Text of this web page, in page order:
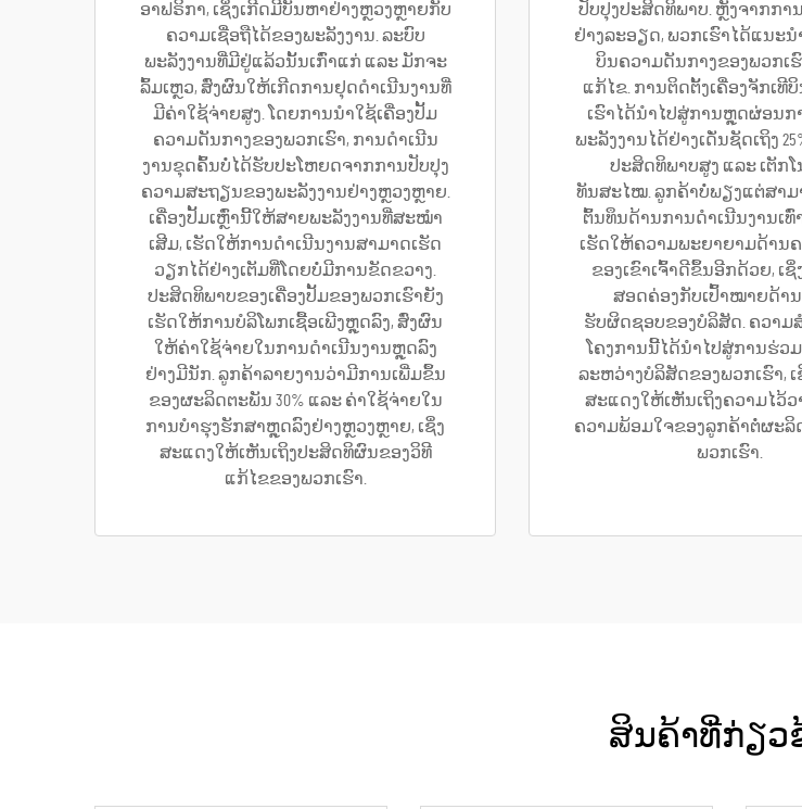
ອາຟຣິກາ, ເຊິ່ງເກີດມີບັນຫາຢ່າງຫຼວງຫຼາຍກັບ
ຄວາມເຊື່ອຖືໄດ້ຂອງພະລັງງານ. ລະບົບ
ພະລັງງານທີ່ມີຢູ່ແລ້ວນັ້ນເກົ່າແກ່ ແລະ ມັກຈະ
ລົ້ມເຫຼວ, ສົ່ງຜົນໃຫ້ເກີດການຢຸດດຳເນີນງານທີ່
ມີຄ່າໃຊ້ຈ່າຍສູງ. ໂດຍການນຳໃຊ້ເຄື່ອງປັ້ມ
ຄວາມດັນກາງຂອງພວກເຮົາ, ການດຳເນີນ
ງານຂຸດຄົ້ນບໍ່ໄດ້ຮັບປະໂຫຍດຈາກການປັບປຸງ
ຄວາມສະຖຽນຂອງພະລັງງານຢ່າງຫຼວງຫຼາຍ.
ເຄື່ອງປັ້ມເຫຼົ່ານີ້ໃຫ້ສາຍພະລັງງານທີ່ສະໝຳ
ເສີມ, ເຮັດໃຫ້ການດຳເນີນງານສາມາດເຮັດ
ວຽກໄດ້ຢ່າງເຕັມທີ່ໂດຍບໍ່ມີການຂັດຂວາງ.
ປະສິດທິພາບຂອງເຄື່ອງປັ້ມຂອງພວກເຮົາຍັງ
ເຮັດໃຫ້ການບໍລິໂພກເຊື້ອເພີງຫຼຸດລົງ, ສົ່ງຜົນ
ໃຫ້ຄ່າໃຊ້ຈ່າຍໃນການດຳເນີນງານຫຼຸດລົງ
ຢ່າງມີນັກ. ລູກຄ້າລາຍງານວ່າມີການເພີ່ມຂຶ້ນ
ຂອງຜະລິດຕະພັນ 30% ແລະ ຄ່າໃຊ້ຈ່າຍໃນ
ການບໍາຮຸງຮັກສາຫຼຸດລົງຢ່າງຫຼວງຫຼາຍ, ເຊິ່ງ
ສະແດງໃຫ້ເຫັນເຖິງປະສິດທິຜົນຂອງວິທີ
ແກ້ໄຂຂອງພວກເຮົາ.
ປັບປຸງປະສິດທິພາບ. ຫຼັງຈາກກາ
ຢ່າງລະອຽດ, ພວກເຮົາໄດ້ແນະນ
ບິນຄວາມດັນກາງຂອງພວກເ
ແກ້ໄຂ. ການຕິດຕັ້ງເຄື່ອງຈັກເທີ
ເຮົາໄດ້ນຳໄປສູ່ການຫຼຸດຜ່ອນກ
ພະລັງງານໄດ້ຢ່າງເດັ່ນຊັດເຖິງ
ປະສິດທິພາບສູງ ແລະ ເຕັກໂ
ທັນສະໄໝ. ລູກຄ້າບໍ່ພຽງແຕ່ສາ
ຕົ້ນທຶນດ້ານການດຳເນີນງານເທົ່
ເຮັດໃຫ້ຄວາມພະຍາຍາມດ້ານ
ຂອງເຂົາເຈົ້າດີຂຶ້ນອີກດ້ວຍ, ເຊິ່
ສອດຄ່ອງກັບເປົ້າໝາຍດ້າ
ຮັບຜິດຊອບຂອງບໍລິສັດ. ຄວາມ
ໂຄງການນີ້ໄດ້ນຳໄປສູ່ການຮ່ວ
ລະຫວ່າງບໍລິສັດຂອງພວກເຮົາ, ເ
ສະແດງໃຫ້ເຫັນເຖິງຄວາມໄວ້ວ
ຄວາມພ້ອມໃຈຂອງລູກຄ້າຕໍ່ຜະລິ
ພວກເຮົາ.
ສິນຄ້າທີ່ກ່ຽວ